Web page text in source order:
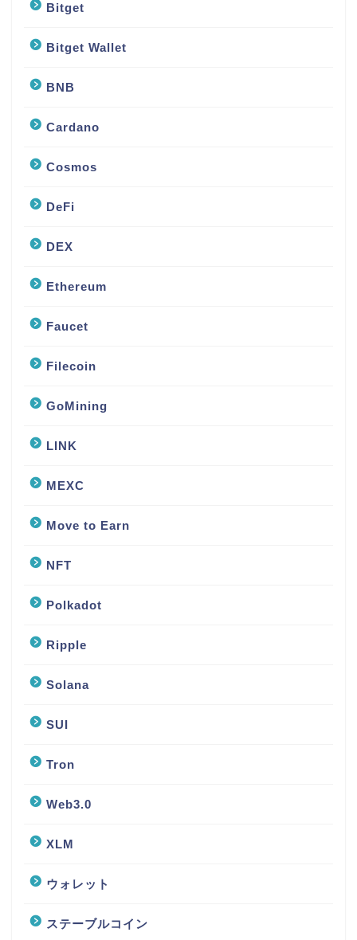
Bitget
Bitget Wallet
BNB
Cardano
Cosmos
DeFi
DEX
Ethereum
Faucet
Filecoin
GoMining
LINK
MEXC
Move to Earn
NFT
Polkadot
Ripple
Solana
SUI
Tron
Web3.0
XLM
ウォレット
ステーブルコイン